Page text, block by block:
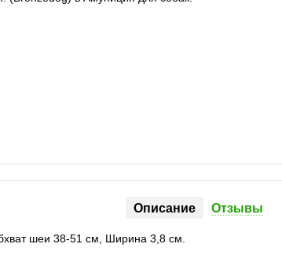
Описание Отзывы
шеи 38-51 см, Ширина 3,8 см.